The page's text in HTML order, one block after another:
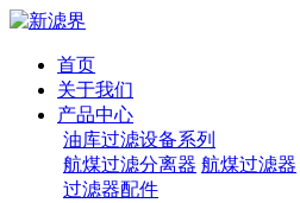
首页
关于我们
产品中心
油库过滤设备系列
航煤过滤分离器 航煤过滤器
过滤器配件